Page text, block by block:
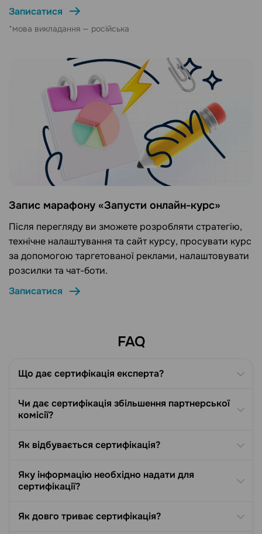
Записатися
*мова викладання — російська
Запис марафону «Запусти онлайн-курс»
Після перегляду ви зможете розробляти стратегію,
технічне налаштування та сайт курсу, просувати курс
за допомогою таргетованої реклами, налаштовувати
розсилки та чат-боти.
Записатися
FAQ
Що дає сертифікація експерта?
Чи дає сертифікація збільшення партнерської
комісії?
Як відбувається сертифікація?
Яку інформацію необхідно надати для
сертифікації?
Як довго триває сертифікація?